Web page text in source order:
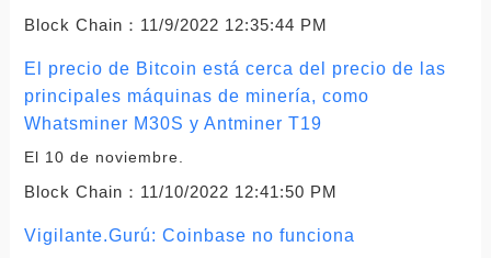
Block Chain： 11/9/2022 12:35:44 PM
El precio de Bitcoin está cerca del precio de las
principales máquinas de minería, como
Whatsminer M30S y Antminer T19
El 10 de noviembre.
Block Chain： 11/10/2022 12:41:50 PM
Vigilante.Gurú: Coinbase no funciona